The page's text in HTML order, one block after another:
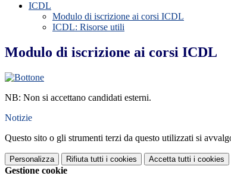
ICDL
Modulo di iscrizione ai corsi ICDL
ICDL: Risorse utili
Modulo di iscrizione ai corsi ICDL
NB: Non si accettano candidati esterni.
Notizie
Questo sito o gli strumenti terzi da questo utilizzati si
Personalizza Rifiuta tutti i cookies Accetta tutti i cookies
Gestione cookie